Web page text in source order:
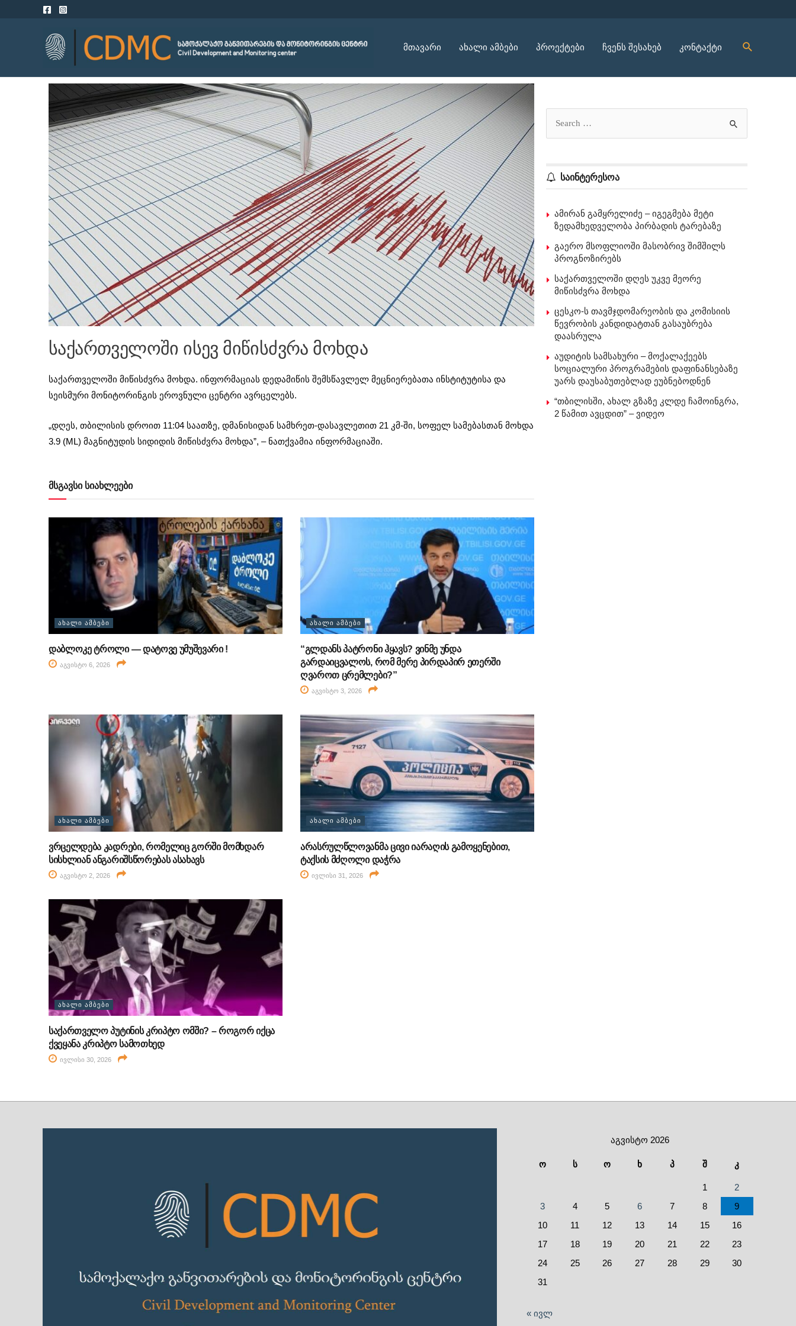
მთავარი ახალი ამბები პროექტები ჩვენს შესახებ კონტაქტი
საქართველოში ისევ მიწისძვრა მოხდა
საქართველოში მიწისძვრა მოხდა. ინფორმაციას დედამიწის შემსწავლელ მეცნიერებათა ინსტიტუტისა და
სეისმური მონიტორინგის ეროვნული ცენტრი ავრცელებს.
„დღეს, თბილისის დროით 11:04 საათზე, დმანისიდან სამხრეთ-დასავლეთით 21 კმ-ში, სოფელ სამებასთან მოხდა
3.9 (ML) მაგნიტუდის სიდიდის მიწისძვრა მოხდა”, – ნათქვამია ინფორმაციაში.
მსგავსი სიახლეები
ᲐᲮᲐᲚᲘ ᲐᲛᲑᲔᲑᲘ
დაბლოკე ტროლი — დატოვე უმუშევარი !
აგვისტო 6, 2026
ᲐᲮᲐᲚᲘ ᲐᲛᲑᲔᲑᲘ
“გლდანს პატრონი ჰყავს? ვინმე უნდა
გარდაიცვალოს, რომ მერე პირდაპირ ეთერში
ღვაროთ ცრემლები?”
აგვისტო 3, 2026
ᲐᲮᲐᲚᲘ ᲐᲛᲑᲔᲑᲘ
ვრცელდება კადრები, რომელიც გორში მომხდარ
სისხლიან ანგარიშსწორებას ასახავს
აგვისტო 2, 2026
ᲐᲮᲐᲚᲘ ᲐᲛᲑᲔᲑᲘ
არასრულწლოვანმა ცივი იარაღის გამოყენებით,
ტაქსის მძღოლი დაჭრა
ივლისი 31, 2026
ᲐᲮᲐᲚᲘ ᲐᲛᲑᲔᲑᲘ
საქართველო პუტინის კრიპტო ომში? – როგორ იქცა
ქვეყანა კრიპტო სამოთხედ
ივლისი 30, 2026
საინტერესოა
ამირან გამყრელიძე – იგეგმება მეტი
ზედამხედველობა პირბადის ტარებაზე
გაერო მსოფლიოში მასობრივ შიმშილს
პროგნოზირებს
საქართველოში დღეს უკვე მეორე
მიწისძვრა მოხდა
ცესკო-ს თავმჯდომარეობის და კომისიის
წევრობის კანდიდატთან გასაუბრება
დაასრულა
აუდიტის სამსახური – მოქალაქეებს
სოციალური პროგრამების დაფინანსებაზე
უარს დაუსაბუთებლად ეუბნებოდნენ
“თბილისში, ახალ გზაზე კლდე ჩამოინგრა,
2 წამით ავცდით” – ვიდეო
აგვისტო 2026
ო ს ო ხ პ შ კ
1
2
3
4 5 6 7 8
9
10
11 12 13 14 15
16
17
18 19 20 21 22
23
24
25 26 27 28 29
30
31
« ივლ